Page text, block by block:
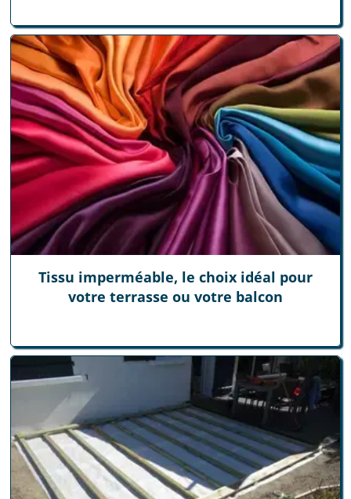
Tissu imperméable, le choix idéal pour
votre terrasse ou votre balcon